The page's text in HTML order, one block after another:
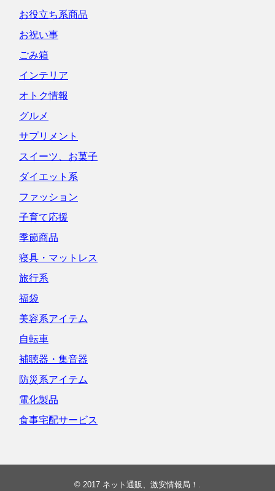
お役立ち系商品
お祝い事
ごみ箱
インテリア
オトク情報
グルメ
サプリメント
スイーツ、お菓子
ダイエット系
ファッション
子育て応援
季節商品
寝具・マットレス
旅行系
福袋
美容系アイテム
自転車
補聴器・集音器
防災系アイテム
電化製品
食事宅配サービス
© 2017 ネット通販、激安情報局！